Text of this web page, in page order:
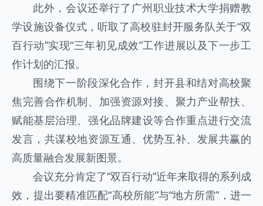
此外，会议还举行了广州职业技术大学捐赠教
学设施设备仪式，听取了高校驻封开服务队关于“双
百行动”实现“三年初见成效”工作进展以及下一步工
作计划的汇报。
围绕下一阶段深化合作，封开县和结对高校聚
焦完善合作机制、加强资源对接、聚力产业帮扶、
赋能基层治理、强化品牌建设等合作重点进行交流
发言，共谋校地资源互通、优势互补、发展共赢的
高质量融合发展新图景。
会议充分肯定了“双百行动”近年来取得的系列成
效，提出要精准匹配“高校所能”与“地方所需”，进一